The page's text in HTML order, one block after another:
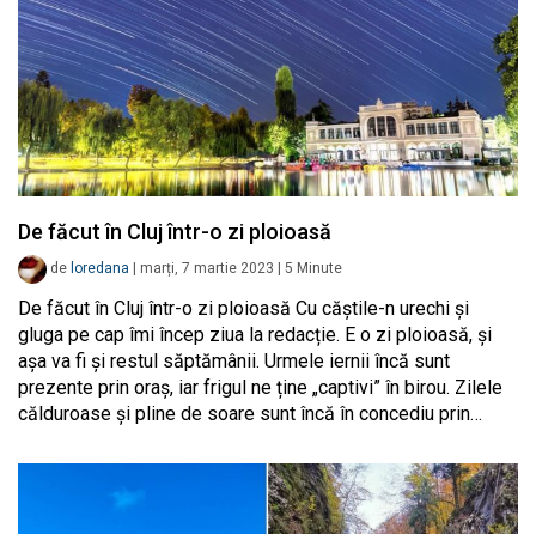
De făcut în Cluj într-o zi ploioasă
de loredana marți, 7 martie 2023 5 Minute
De făcut în Cluj într-o zi ploioasă Cu căștile-n urechi și
gluga pe cap îmi încep ziua la redacție. E o zi ploioasă, și
așa va fi și restul săptămânii. Urmele iernii încă sunt
prezente prin oraș, iar frigul ne ține „captivi” în birou. Zilele
călduroase și pline de soare sunt încă în concediu prin…